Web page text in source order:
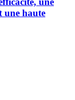
une haute